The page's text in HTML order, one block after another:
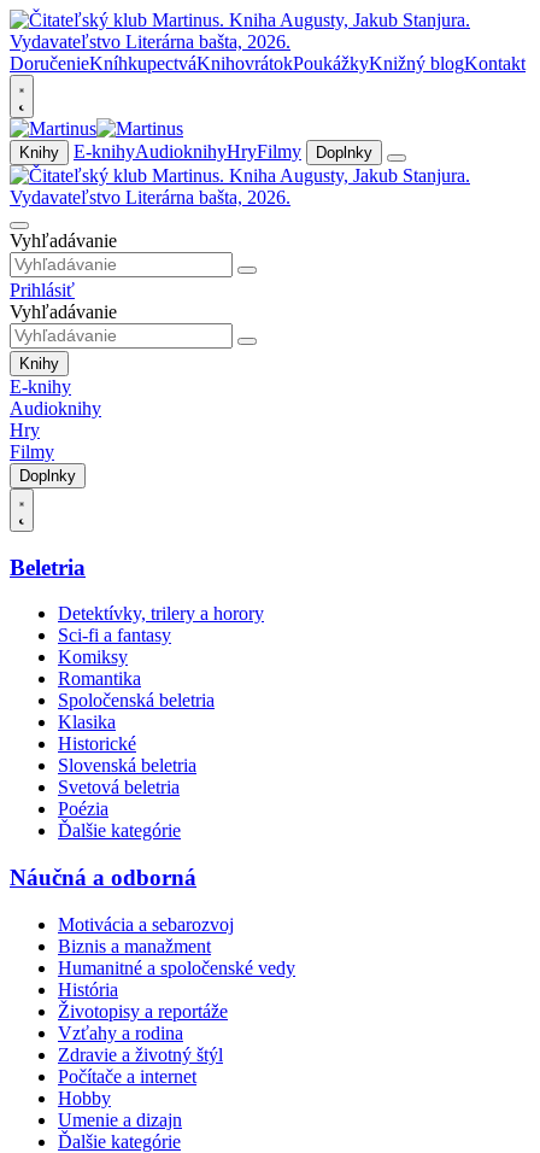
DoručenieKníhkupectváKnihovrátokPoukážkyKnižný blogKontakt
Knihy E-knihyAudioknihyHryFilmy Doplnky
Vyhľadávanie
Prihlásiť
Vyhľadávanie
Knihy
E-knihy
Audioknihy
Hry
Filmy
Doplnky
Beletria
Detektívky, trilery a horory
Sci-fi a fantasy
Komiksy
Romantika
Spoločenská beletria
Klasika
Historické
Slovenská beletria
Svetová beletria
Poézia
Ďalšie kategórie
Náučná a odborná
Motivácia a sebarozvoj
Biznis a manažment
Humanitné a spoločenské vedy
História
Životopisy a reportáže
Vzťahy a rodina
Zdravie a životný štýl
Počítače a internet
Hobby
Umenie a dizajn
Ďalšie kategórie